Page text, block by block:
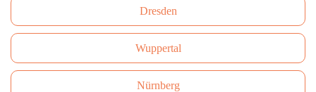
Dresden
Wuppertal
Nürnberg